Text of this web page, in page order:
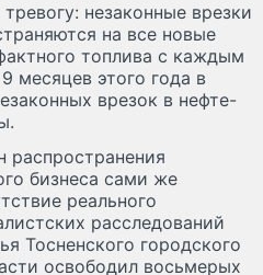
незаконные врезки
на все новые
топлива с каждым
месяцев этого года в
врезок в нефте-
распространения
бизнеса сами же
реального
расследований
Тосненского городского
освободил восьмерых